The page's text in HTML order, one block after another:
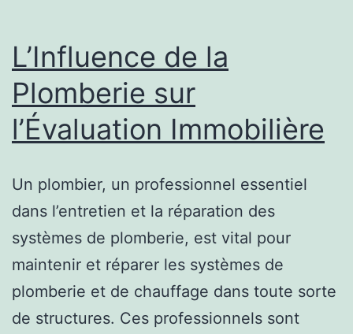
Plomberie,
Offrant
des
Services
Réparation
Fiables,
Avec
l’Adoption
de
L’Influence de la
Plomberie sur
l’Évaluation Immobilière
Un plombier, un professionnel essentiel
dans l’entretien et la réparation des
systèmes de plomberie, est vital pour
maintenir et réparer les systèmes de
plomberie et de chauffage dans toute sorte
de structures. Ces professionnels sont